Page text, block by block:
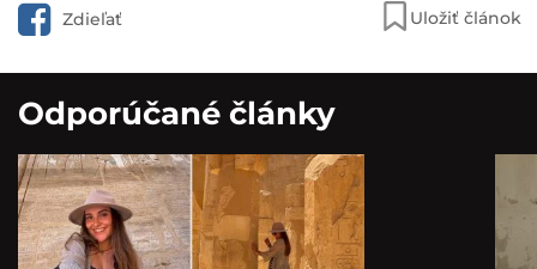
Zdieľať Uložiť článok
Odporúčané články